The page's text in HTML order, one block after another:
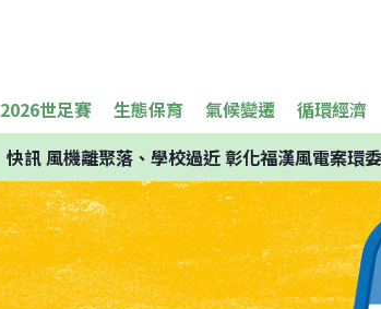
2026世足賽 生態保育 氣候變遷 循環經濟
快訊風機離聚落、學校過近 彰化福漢風電案環